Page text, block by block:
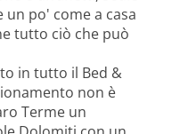
po' come a casa
tutto ciò che può
in tutto il Bed &
non è
Terme un